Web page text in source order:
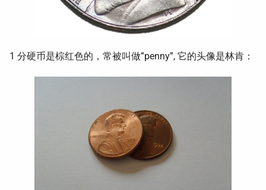
1 分硬币是棕红色的，常被叫做”penny”, 它的头像是林肯：